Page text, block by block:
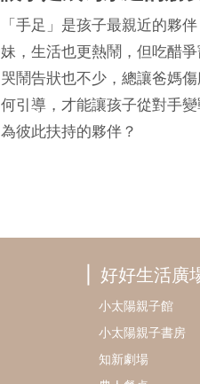
「手足」是孩子最親近的夥
妹，生活也更熱鬧，但吃醋爭
哭鬧告狀也不少，總讓爸媽
何引導，才能讓孩子從對手
為彼此扶持的夥伴？
好好生活廣
小太陽親子館
小太陽親子書房
知新劇場